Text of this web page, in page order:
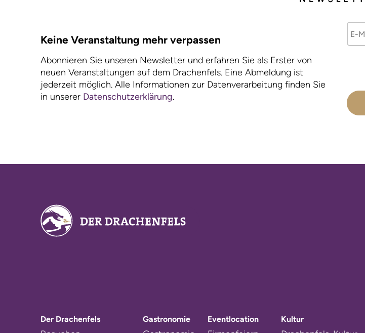
Keine Veranstaltung mehr verpassen
Abonnieren Sie unseren Newsletter und erfahren Sie als Erster von
neuen Veranstaltungen auf dem Drachenfels. Eine Abmeldung ist
jederzeit möglich. Alle Informationen zur Datenverarbeitung finden Sie
in unserer Datenschutzerklärung.
Mail-
Der Drachenfels
Gastronomie
Eventlocation
Kultur